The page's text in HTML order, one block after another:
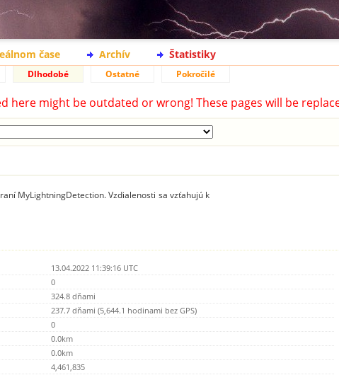
čase Archív Štatistiky
Dlhodobé Ostatné Pokročilé
here might be outdated or wrong! These pages will be
MyLightningDetection. Vzdialenosti sa vzťahujú k
13.04.2022 11:39:16 UTC
0
324.8 dňami
237.7 dňami (5,644.1 hodinami bez GPS)
0
0.0km
0.0km
4,461,835